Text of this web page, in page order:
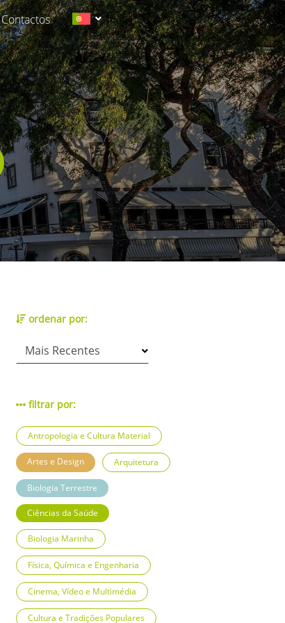
Contactos
ordenar por:
filtrar por:
Antropologia e Cultura Material
Artes e Design Arquitetura
Biologia Terrestre
Ciências da Saúde
Biologia Marinha
Física, Química e Engenharia
Cinema, Vídeo e Multimédia
Cultura e Tradições Populares